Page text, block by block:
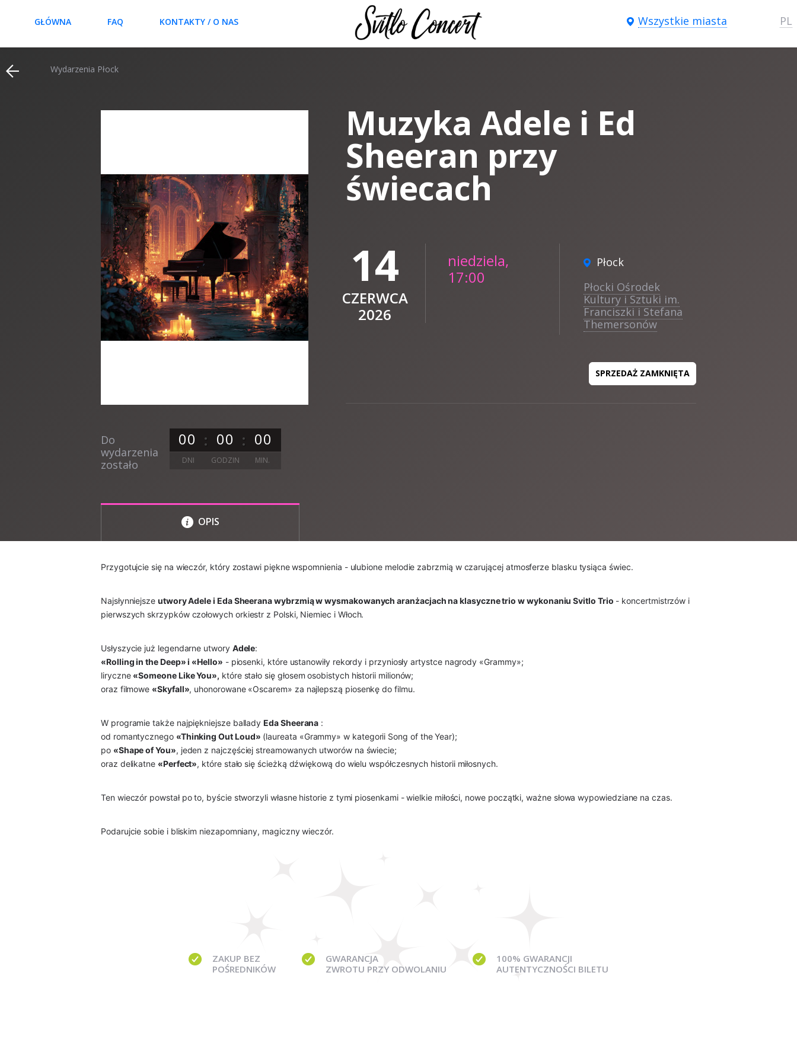
GŁÓWNA FAQ KONTAKTY / O NAS Wszystkie miasta PL
Wydarzenia Płock
Do
wydarzenia
zostało
00 00 00
DNI GODZIN MIN.
Muzyka Adele i Ed
Sheeran przy
świecach
Płock
Płocki Ośrodek
Kultury i Sztuki im.
Franciszki i Stefana
Themersonów
14
CZERWCA
2026
niedziela,
17:00
SPRZEDAŻ ZAMKNIĘTA
OPIS
Przygotujcie się na wieczór, który zostawi piękne wspomnienia - ulubione melodie zabrzmią w czarującej atmosferze blasku tysiąca świec.
Najsłynniejsze utwory Adele i Eda Sheerana wybrzmią w wysmakowanych aranżacjach na klasyczne trio w wykonaniu Svitlo Trio - koncertmistrzów i
pierwszych skrzypków czołowych orkiestr z Polski, Niemiec i Włoch.
Usłyszycie już legendarne utwory Adele:
«Rolling in the Deep» i «Hello» - piosenki, które ustanowiły rekordy i przyniosły artystce nagrody «Grammy»;
liryczne «Someone Like You», które stało się głosem osobistych historii milionów;
oraz filmowe «Skyfall», uhonorowane «Oscarem» za najlepszą piosenkę do filmu.
W programie także najpiękniejsze balladyEda Sheerana :
od romantycznego «Thinking Out Loud» (laureata «Grammy» w kategorii Song of the Year);
po «Shape of You», jeden z najczęściej streamowanych utworów na świecie;
oraz delikatne «Perfect», które stało się ścieżką dźwiękową do wielu współczesnych historii miłosnych.
Ten wieczór powstał po to, byście stworzyli własne historie z tymi piosenkami - wielkie miłości, nowe początki, ważne słowa wypowiedziane na czas.
Podarujcie sobie i bliskim niezapomniany, magiczny wieczór.
ZAKUP BEZ
POŚREDNIKÓW
GWARANCJA
ZWROTU PRZY ODWOLANIU
100% GWARANCJI
AUTENTYCZNOŚCI BILETU